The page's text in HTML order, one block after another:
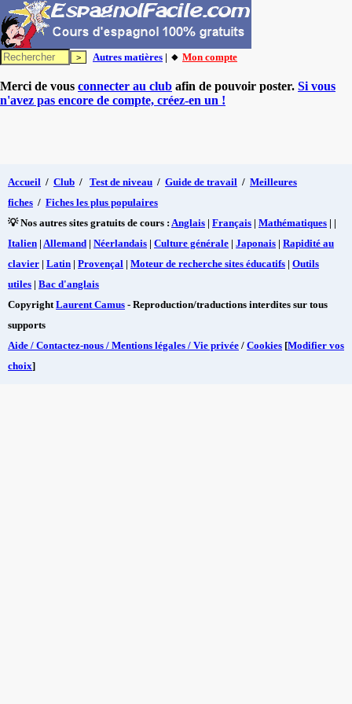
Autres matières | 🔸 Mon compte
Merci de vous connecter au club afin de pouvoir poster. Si vous
n'avez pas encore de compte, créez-en un !
Accueil / Club / Test de niveau / Guide de travail / Meilleures
fiches / Fiches les plus populaires
💡 Nos autres sites gratuits de cours : Anglais | Français | Mathématiques | |
Italien | Allemand | Néerlandais | Culture générale | Japonais | Rapidité au
clavier | Latin | Provençal | Moteur de recherche sites éducatifs | Outils
utiles | Bac d'anglais
CopyrightLaurent Camus - Reproduction/traductions interdites sur tous
supports
Aide / Contactez-nous / Mentions légales / Vie privée / Cookies [Modifier vos
choix]